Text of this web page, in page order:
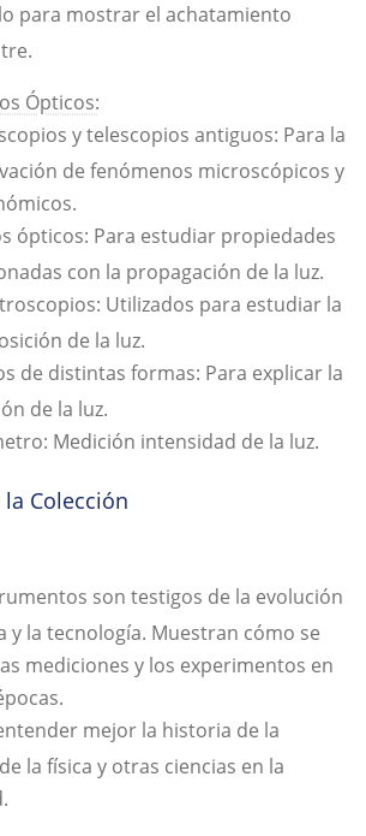
para mostrar el achatamiento
Ópticos:
y telescopios antiguos: Para la
de fenómenos microscópicos y
ópticos: Para estudiar propiedades
con la propagación de la luz.
Utilizados para estudiar la
de la luz.
de distintas formas: Para explicar la
de la luz.
Medición intensidad de la luz.
Colección
son testigos de la evolución
y la tecnología. Muestran cómo se
mediciones y los experimentos en
mejor la historia de la
la física y otras ciencias en la